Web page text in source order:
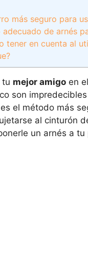
más seguro para
de arnés
tener en cuenta al
tu mejor amigo en
son
el método más
al cinturón
un arnés a